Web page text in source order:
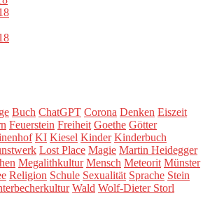
Buch ChatGPT Corona Denken Eiszeit
Feuerstein Freiheit Goethe Götter
KI Kiesel Kinder Kinderbuch
Lost Place Magie Martin Heidegger
Megalithkultur Mensch Meteorit Münster
Religion Schule Sexualität Sprache Stein
Wald Wolf-Dieter Storl